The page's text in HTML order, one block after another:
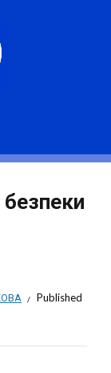
Published